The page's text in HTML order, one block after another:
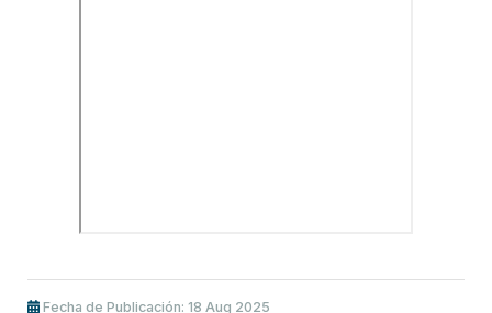
Fecha de Publicación: 18 Aug 2025